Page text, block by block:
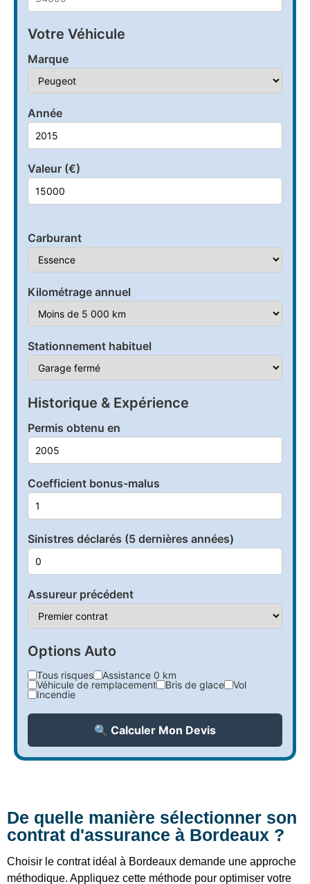
Votre Véhicule
Marque
Année
Valeur (€)
Carburant
Kilométrage annuel
Stationnement habituel
Historique & Expérience
Permis obtenu en
Coefficient bonus-malus
Sinistres déclarés (5 dernières années)
Assureur précédent
Options Auto
Tous risques
Assistance 0 km
Véhicule de remplacement
Bris de glace
Vol
Incendie
🔍 Calculer Mon Devis
De quelle manière sélectionner son
contrat d'assurance à Bordeaux ?
Choisir le contrat idéal à Bordeaux demande une approche
méthodique. Appliquez cette méthode pour optimiser votre